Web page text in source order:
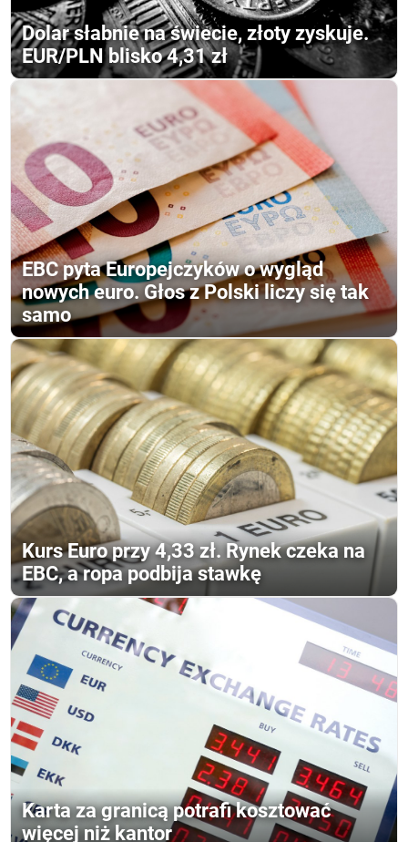
Dolar słabnie na świecie, złoty zyskuje.
EUR/PLN blisko 4,31 zł
EBC pyta Europejczyków o wygląd
nowych euro. Głos z Polski liczy się tak
samo
Kurs Euro przy 4,33 zł. Rynek czeka na
EBC, a ropa podbija stawkę
Karta za granicą potrafi kosztować
więcej niż kantor